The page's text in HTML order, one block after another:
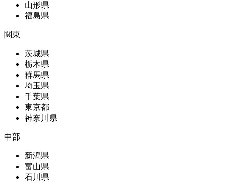
山形県
福島県
関東
茨城県
栃木県
群馬県
埼玉県
千葉県
東京都
神奈川県
中部
新潟県
富山県
石川県